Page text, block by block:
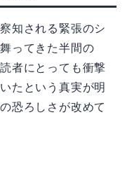
知される緊張のシ
ってきた半間の
者にとっても衝撃
たという真実が明
恐ろしさが改めて